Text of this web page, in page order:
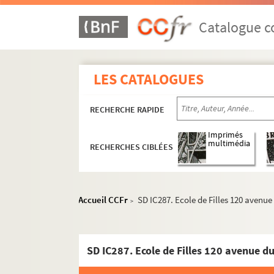
Catalogue
LES CATALOGUES
RECHERCHE RAPIDE
RECHERCHES CIBLÉES
Imprimés
multimédia
Accueil CCFr > SD IC287. Ecole de Filles 120
SD IC287. Ecole de Filles 120 avenue
Histoire politique et sociale
Vie du territoire
Saint-Denis et sa région
Médailles
Basilique de Saint-Denis